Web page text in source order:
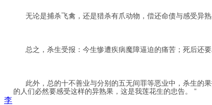
李
无论是捕杀飞禽，还是猎杀有爪动物，偿还命债与感受异熟
总之，杀生受报：今生惨遭疾病魔障逼迫的痛苦；死后还要
此外，总的十不善业与分别的五无间罪等恶业中，杀生的果
的人们必然要感受这样的异熟果，这是我莲花生的忠告。 ”